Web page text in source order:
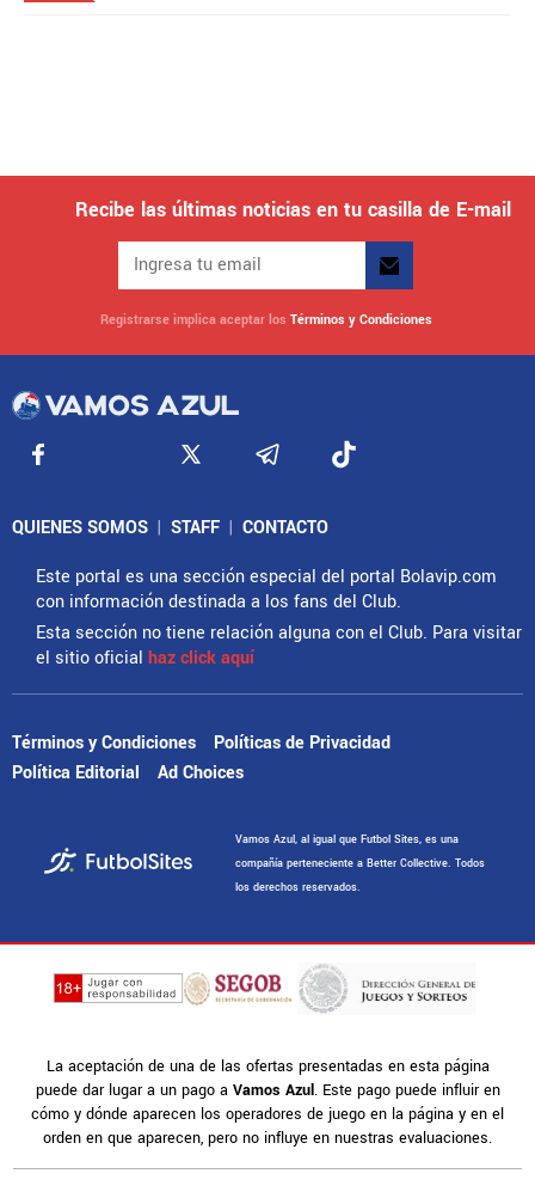
Recibe las últimas noticias en tu casilla de E-mail
Registrarse implica aceptar los Términos y Condiciones
QUIENES SOMOS | STAFF | CONTACTO
Este portal es una sección especial del portal Bolavip.com
con información destinada a los fans del Club.
Esta sección no tiene relación alguna con el Club. Para visitar
el sitio oficial haz click aquí
Términos y Condiciones
Políticas de Privacidad
Política Editorial
Ad Choices
Vamos Azul, al igual que Futbol Sites, es una
compañía perteneciente a Better Collective. Todos
los derechos reservados.
La aceptación de una de las ofertas presentadas en esta página
puede dar lugar a un pago a Vamos Azul. Este pago puede influir en
cómo y dónde aparecen los operadores de juego en la página y en el
orden en que aparecen, pero no influye en nuestras evaluaciones.